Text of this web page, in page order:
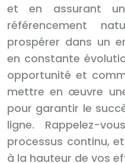
et en assurant
référencement
prospérer dans un
en constante
opportunité et
mettre en œuvre
pour garantir le
ligne. Rappelez-
processus continu,
à la hauteur de vos